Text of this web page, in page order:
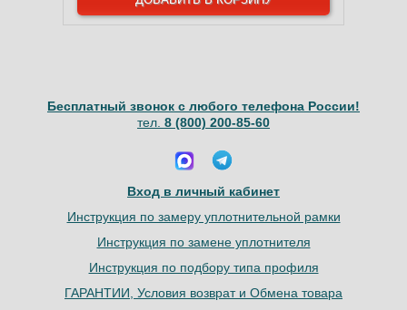
Бесплатный звонок с любого телефона России!
тел. 8 (800) 200-85-60
Вход в личный кабинет
Инструкция по замеру уплотнительной рамки
Инструкция по замене уплотнителя
Инструкция по подбору типа профиля
ГАРАНТИИ, Условия возврат и Обмена товара